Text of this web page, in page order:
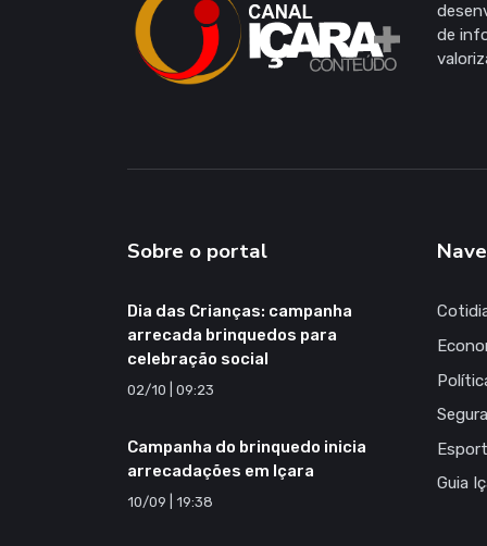
de
Sobre o portal
Dia das Crianças: campanha
arrecada brinquedos para
celebração social
02/10 | 09:23
Campanha do brinquedo inicia
arrecadações em Içara
10/09 | 19:38
Guia